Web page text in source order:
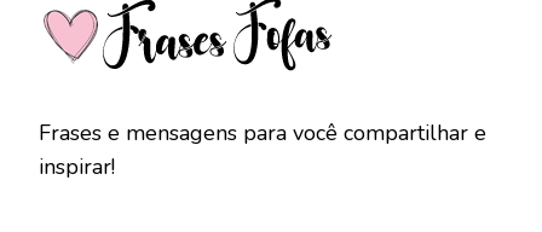
Frases e mensagens para você compartilhar e
inspirar!